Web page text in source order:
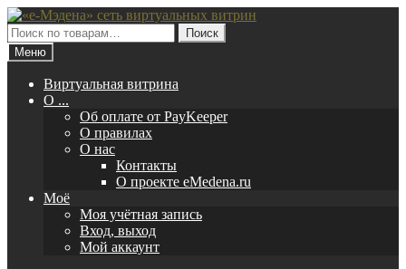
Перейти
к
навигации
Перейти
к
содержимому
Искать:
Поиск
Меню
Виртуальная витрина
O ...
Об оплате от PayKeeper
О правилах
О нас
Контакты
О проекте eMedena.ru
Моё
Моя учётная запись
Вход, выход
Мой аккаунт